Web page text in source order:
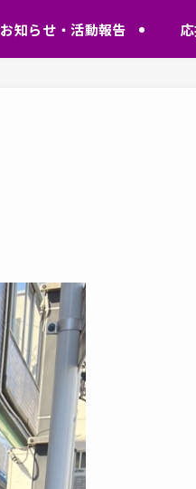
お知らせ・活動報告